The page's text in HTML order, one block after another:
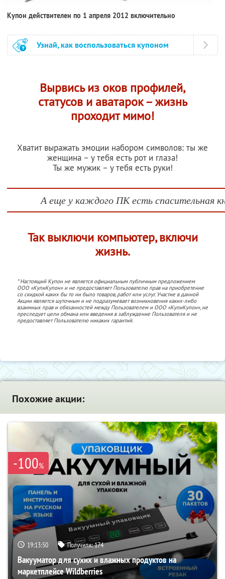
Купон действителен по 1 апреля 2012 включительно
Узнай, как воспользоваться купоном
Вырвись из оков профилей,
статусов и аватарок – жизнь
проходит мимо!
Хватит выражать эмоции набором символов: ты же
женщина – у тебя есть рот и глаза!
Ты же мужик – у тебя есть руки!
А еще у каждого ПК есть спасительная
Так выключи компьютер, включи
жизнь.
* Настоящий Купон не является официальным публичным предложением
ООО «КупиКупон» и не предоставляет Пользователю прав на приобретение
со скидкой каких бы то ни было товаров, работ или услуг. Участие в данной
Акции является шуточным и не подразумевает возникновения каких-либо
взаимных прав и обязанностей между Пользователем и ООО «КупиКупон», не
преследует цели обмана или введения в заблуждение Пользователя и не
предоставляет Пользователю никаких гарантий.
Похожие акции:
-100%
19:13:49 Получили:174
Вакууматор для сухих и влажных продуктов на
маркетплейсе Wildberries